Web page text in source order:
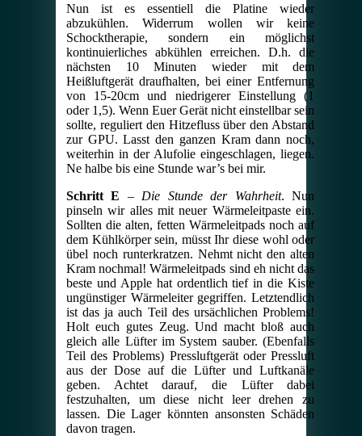
Nun ist es essentiell die Platine wieder
abzukühlen. Widerrum wollen wir keine
Schocktherapie, sondern ein möglichst
kontinuierliches abkühlen erreichen. D.h. die
nächsten 10 Minuten wieder mit dem
Heißluftgerät draufhalten, bei einer Entfernung
von 15-20cm und niedrigerer Einstellung (1
oder 1,5). Wenn Euer Gerät nicht einstellbar sein
sollte, reguliert den Hitzefluss über den Abstand
zur GPU. Lasst den ganzen Kram dann noch,
weiterhin in der Alufolie eingeschlagen, liegen.
Ne halbe bis eine Stunde war’s bei mir.
Schritt E – Die Stunde der Wahrheit. Nun
pinseln wir alles mit neuer Wärmeleitpaste ein.
Sollten die alten, fetten Wärmeleitpads noch auf
dem Kühlkörper sein, müsst Ihr diese wohl oder
übel noch runterkratzen. Nehmt nicht den alten
Kram nochmal! Wärmeleitpads sind eh nicht das
beste und Apple hat ordentlich tief in die Kiste
ungünstiger Wärmeleiter gegriffen. Letztendlich
ist das ja auch Teil des ursächlichen Problems!
Holt euch gutes Zeug. Und macht bloß auch
gleich alle Lüfter im System sauber. (Ebenfalls
Teil des Problems) Pressluftgerät oder Pressluft
aus der Dose auf die Lüfter und Luftkanäle
geben. Achtet darauf, die Lüfter dabei
festzuhalten, um diese nicht leer drehen zu
lassen. Die Lager könnten ansonsten Schäden
davon tragen.